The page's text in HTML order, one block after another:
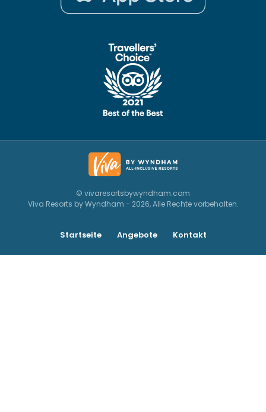
© vivaresortsbywyndham.com
Viva Resorts by Wyndham - 2026, Alle Rechte vorbehalten.
Startseite Angebote Kontakt